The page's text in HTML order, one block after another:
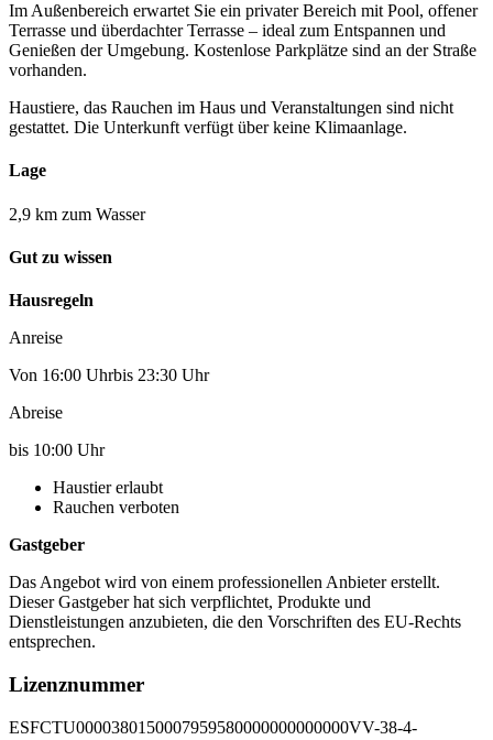
Im Außenbereich erwartet Sie ein privater Bereich mit Pool, offener
Terrasse und überdachter Terrasse – ideal zum Entspannen und
Genießen der Umgebung. Kostenlose Parkplätze sind an der Straße
vorhanden.
Haustiere, das Rauchen im Haus und Veranstaltungen sind nicht
gestattet. Die Unterkunft verfügt über keine Klimaanlage.
Lage
2,9 km zum Wasser
Gut zu wissen
Hausregeln
Anreise
Von 16:00 Uhrbis 23:30 Uhr
Abreise
bis 10:00 Uhr
Haustier erlaubt
Rauchen verboten
Gastgeber
Das Angebot wird von einem professionellen Anbieter erstellt.
Dieser Gastgeber hat sich verpflichtet, Produkte und
Dienstleistungen anzubieten, die den Vorschriften des EU-Rechts
entsprechen.
Lizenznummer
ESFCTU0000380150007959580000000000000VV-38-4-